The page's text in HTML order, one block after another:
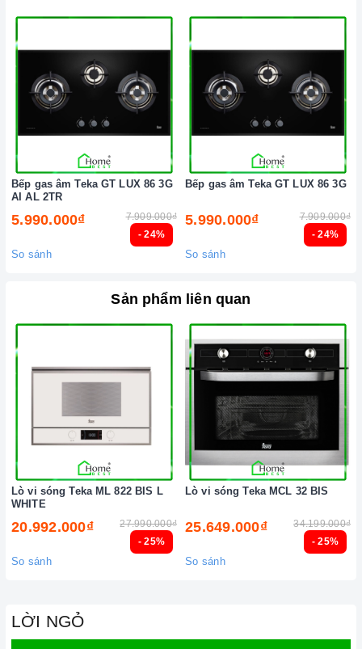
- 24%
Bếp gas âm Teka GT LUX 86 3G
AI AL 2TR
5.990.000₫ 7.909.000₫
So sánh
- 24%
Bếp gas âm Teka GT LUX 86 3G
5.990.000₫ 7.909.000₫
So sánh
Sản phẩm liên quan
- 25%
Lò vi sóng Teka ML 822 BIS L
WHITE
20.992.000₫ 27.990.000₫
So sánh
- 25%
Lò vi sóng Teka MCL 32 BIS
25.649.000₫ 34.199.000₫
So sánh
LỜI NGỎ